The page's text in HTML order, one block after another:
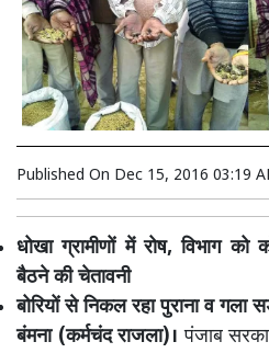
Published On Dec 15, 2016 03:19
धोखा ग्रामीणों में रोष, विभाग को
बैठने की चेतावनी
बोरियों से निकल रहा पुराना व गला
बंमना (कर्मचंद राजला)। पंजाब